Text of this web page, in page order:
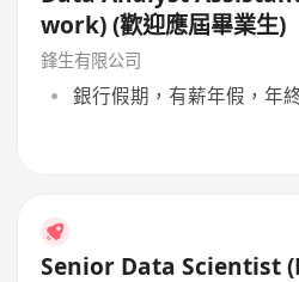
work) (歡迎應屆畢業生)
鋒生有限公司
銀行假期，有薪年假，年
Senior Data Scientist